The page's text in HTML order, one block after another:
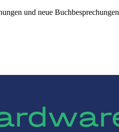
und neue Buchbesprechungen